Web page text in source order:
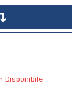
offre un
di
Power.
7,1 Kw/
box e 25mt
Disponibile